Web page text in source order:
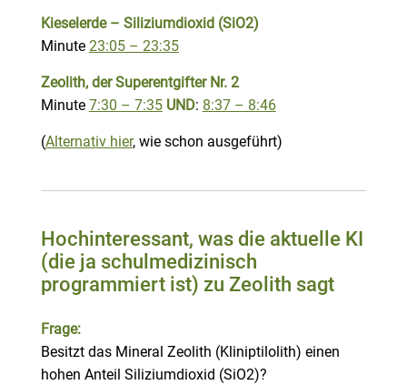
Kieselerde – Siliziumdioxid (SiO2)
Minute 23:05 – 23:35
Zeolith, der Superentgifter Nr. 2
Minute 7:30 – 7:35 UND: 8:37 – 8:46
(Alternativ hier, wie schon ausgeführt)
Hochinteressant, was die aktuelle KI
(die ja schulmedizinisch
programmiert ist) zu Zeolith sagt
Frage:
Besitzt das Mineral Zeolith (Kliniptilolith) einen
hohen Anteil Siliziumdioxid (SiO2)?